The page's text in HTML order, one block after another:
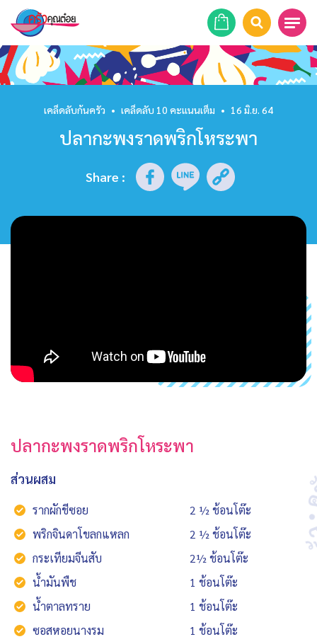
หน้าแรก
สูตรอาหาร
ร้านอาหาร
รายการย้อนหลัง
เคล็ดลับก้นครัว • เคล็ดลับ 10 คะแนนเต็ม • 16 มิ.ย. 64
ปลากะพงราดพริกโหระพา
Share :
ปลากะพงราดพริกโหระพา
ส่วนผสม
รากผักชีซอย
2 ½ ช้อนโต๊ะ
พริกจินดาโขลกแหลก
2 ½ ช้อนโต๊ะ
กระเทียมจีนสับ
2½ ช้อนโต๊ะ
น้ำมันพืช
1 ช้อนโต๊ะ
น้ำตาลทราย
1 ช้อนโต๊ะ
ซอสหอยนางรม
1 ช้อนโต๊ะ